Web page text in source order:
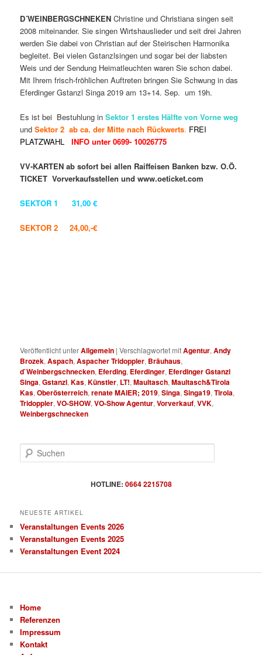
D´WEINBERGSCHNEKEN Christine und Christiana singen seit
2008 miteinander. Sie singen Wirtshauslieder und seit drei Jahren
werden Sie dabei von Christian auf der Steirischen Harmonika
begleitet. Bei vielen Gstanzlsingen und sogar bei der liabsten
Weis und der Sendung Heimatleuchten waren Sie schon dabei.
Mit Ihrem frisch-fröhlichen Auftreten bringen Sie Schwung in das
Eferdinger Gstanzl Singa 2019 am 13+14. Sep. um 19h.
Es ist bei Bestuhlung inSektor 1 erstes Hälfte von Vorne weg
undSektor 2 ab ca. der Mitte nach Rückwerts. FREI
PLATZWAHL
INFO unter 0699- 10026775
VV-KARTEN ab sofort bei allen Raiffeisen Banken bzw. O.Ö.
TICKET Vorverkaufsstellen und www.oeticket.com
SEKTOR 1 31,00 €
SEKTOR 2 24,00,-€
Veröffentlicht unterAllgemein |Verschlagwortet mitAgentur,Andy
Brozek,Aspach,Aspacher Tridoppler, Bräuhaus,
d`Weinbergschnecken, Eferding, Eferdinger, Eferdinger Gstanzl
Singa,Gstanzl,Kas,Künstler, LT!,Maultasch,Maultasch&Tirola
Kas,Oberösterreich,renate MAIER; 2019,Singa,Singa19,Tirola,
Tridoppler,VO-SHOW,VO-Show Agentur,Vorverkauf,VVK,
Weinbergschnecken
u
HOTLINE: 0664 2215708
NEUESTE ARTIKEL
Veranstaltungen Events 2026
Veranstaltungen Events 2025
Veranstaltungen Event 2024
Home
Referenzen
Impressum
Kontakt